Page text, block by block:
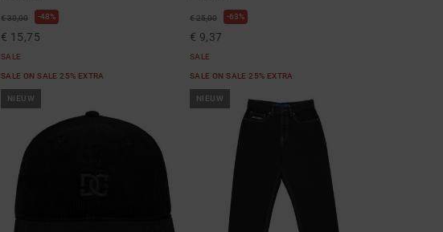
€ 30,00 48%
€ 15,75
SALE
SALE ON SALE 25% EXTRA
€ 25,00 63%
€ 9,37
SALE
SALE ON SALE 25% EXTRA
NIEUW NIEUW